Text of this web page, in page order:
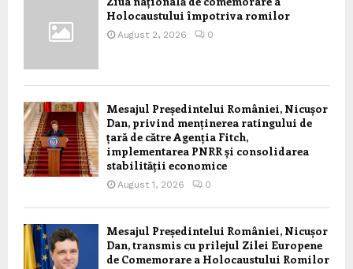
Holocaustului împotriva romilor
August 2, 2026 0
Mesajul Președintelui României, Nicușor
Dan, privind menținerea ratingului de
țară de către Agenția Fitch,
implementarea PNRR și consolidarea
stabilității economice
August 1, 2026 0
Mesajul Președintelui României, Nicușor
Dan, transmis cu prilejul Zilei Europene
de Comemorare a Holocaustului Romilor